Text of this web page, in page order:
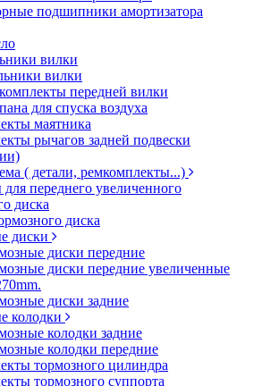
подшипники амортизатора
вилки
вилки
передней вилки
для спуска воздуха
маятника
рычагов задней подвески
( детали, ремкомплекты...)
переднего увеличенного
диска
диска
диски
диски передние
диски передние увеличенные
диски задние
колодки
колодки задние
колодки передние
тормозного цилиндра
тормозного суппорта